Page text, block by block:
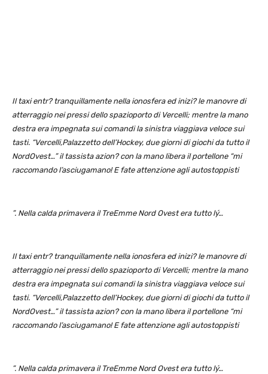
Il taxi entr? tranquillamente nella ionosfera ed inizi? le manovre di
atterraggio nei pressi dello spazioporto di Vercelli; mentre la mano
destra era impegnata sui comandi la sinistra viaggiava veloce sui
tasti. “Vercelli,Palazzetto dell’Hockey, due giorni di giochi da tutto il
NordOvest…” il tassista azion? con la mano libera il portellone “mi
raccomando l’asciugamano! E fate attenzione agli autostoppisti
”. Nella calda primavera il TreEmme Nord Ovest era tutto lý…
Il taxi entr? tranquillamente nella ionosfera ed inizi? le manovre di
atterraggio nei pressi dello spazioporto di Vercelli; mentre la mano
destra era impegnata sui comandi la sinistra viaggiava veloce sui
tasti. “Vercelli,Palazzetto dell’Hockey, due giorni di giochi da tutto il
NordOvest…” il tassista azion? con la mano libera il portellone “mi
raccomando l’asciugamano! E fate attenzione agli autostoppisti
”. Nella calda primavera il TreEmme Nord Ovest era tutto lý…